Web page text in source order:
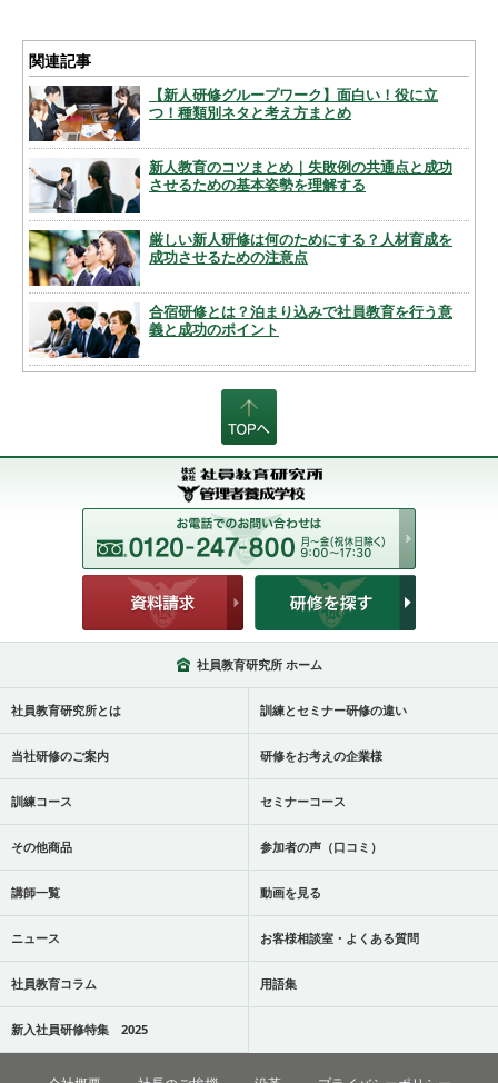
関連記事
【新人研修グループワーク】面白い！役に立
つ！種類別ネタと考え方まとめ
新人教育のコツまとめ｜失敗例の共通点と成功
させるための基本姿勢を理解する
厳しい新人研修は何のためにする？人材育成を
成功させるための注意点
合宿研修とは？泊まり込みで社員教育を行う意
義と成功のポイント
社員教育研究所 ホーム
社員教育研究所とは 訓練とセミナー研修の違い
当社研修のご案内 研修をお考えの企業様
訓練コース セミナーコース
その他商品 参加者の声（口コミ）
講師一覧 動画を見る
ニュース お客様相談室・よくある質問
社員教育コラム 用語集
新入社員研修特集 2025